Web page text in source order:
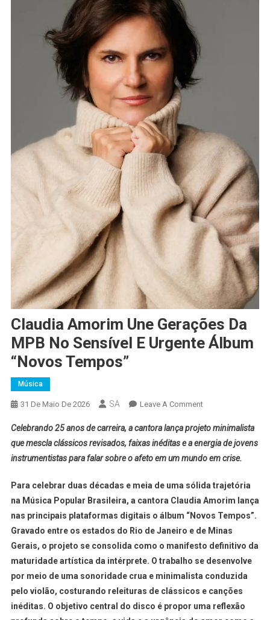
Claudia Amorim Une Gerações Da
MPB No Sensível E Urgente Álbum
“Novos Tempos”
Música
31 De Maio De 2026 SA Leave A Comment
Celebrando 25 anos de carreira, a cantora lança projeto minimalista
que mescla clássicos revisados, faixas inéditas e a energia de jovens
instrumentistas para falar sobre o afeto em um mundo em crise.
Para celebrar duas décadas e meia de uma sólida trajetória
na Música Popular Brasileira, a cantora Claudia Amorim lança
nas principais plataformas digitais o álbum “Novos Tempos”.
Gravado entre os estados do Rio de Janeiro e de Minas
Gerais, o projeto se consolida como o manifesto definitivo da
maturidade artística da intérprete. O trabalho se desenvolve
por meio de uma sonoridade crua e minimalista conduzida
pelo violão, costurando releituras de clássicos e canções
inéditas. O objetivo central do disco é propor uma reflexão